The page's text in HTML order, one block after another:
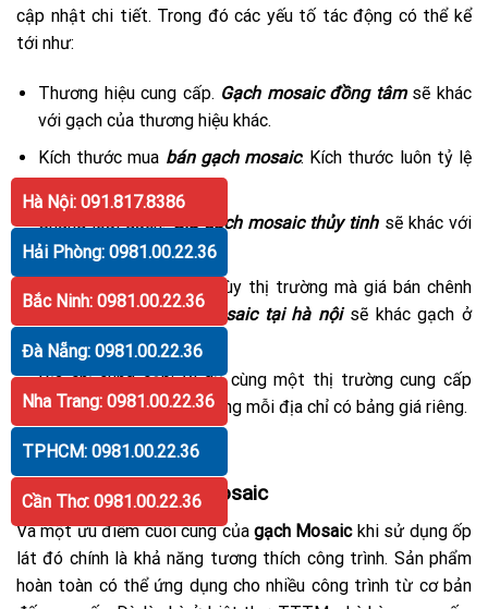
cập nhật chi tiết. Trong đó các yếu tố tác động có thể kể
tới như:
Thương hiệu cung cấp. Gạch mosaic đồng tâmsẽ khác
với gạch của thương hiệu khác.
Kích thước mua bán gạch mosaic. Kích thước luôn tỷ lệ
Chủng loại gạch.Giá gạch mosaic thủy tinhsẽ khác với
gạch men, gạch đá
Phân khúc thị trường. Tùy thị trường mà giá bán chênh
gạch mosaic tại hà nộisẽ khác gạch ở
tỉnh khác.
Địa chỉ cung cấp: Ví dụ cùng một thị trường cung cấp
gạch mosaic tphcmnhưng mỗi địa chỉ có bảng giá riêng.
…
Ứng dụng của gạch Mosaic
Và một ưu điểm cuối cùng của gạch Mosaic khi sử dụng ốp
lát đó chính là khả năng tương thích công trình. Sản phẩm
hoàn toàn có thể ứng dụng cho nhiều công trình từ cơ bản
Hà Nội: 091.817.8386
Hải Phòng: 0981.00.22.36
Bắc Ninh: 0981.00.22.36
Đà Nẵng: 0981.00.22.36
Nha Trang: 0981.00.22.36
TPHCM: 0981.00.22.36
Cần Thơ: 0981.00.22.36